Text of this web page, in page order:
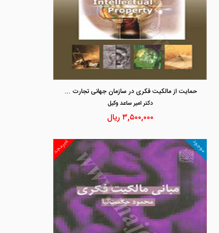
حمایت از مالکیت فکری در سازمان جهانی تجارت و حقوق ایران
دكتر امير ساعد وكيل
۳,۵۰۰,۰۰۰ریال
غیرمجد موجود